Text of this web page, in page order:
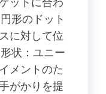
形のドット
に対して位
状：ユニー
メントのた
がかりを提